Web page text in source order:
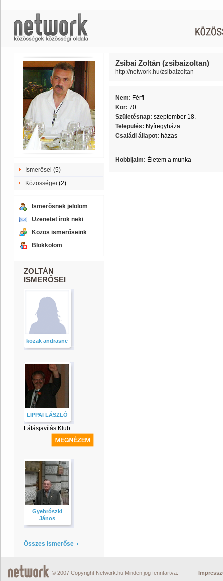
Ismerősei (5)
Közösségei (2)
Ismerősnek jelölöm
Üzenetet írok neki
Közös ismerőseink
Blokkolom
ZOLTÁN
ISMERŐSEI
kozak andrasne
LIPPAI LÁSZLÓ
Látásjavítás Klub
Gyebrószki
János
Összes ismerőse
Zsibai Zoltán (zsibaizoltan)
http://network.hu/zsibaizoltan
Nem: Férfi
Kor: 70
Születésnap: szeptember 18.
Település: Nyíregyháza
Családi állapot: házas
Hobbijaim: Életem a munka
© 2007 Copyright Network.hu Minden jog fenntartva.